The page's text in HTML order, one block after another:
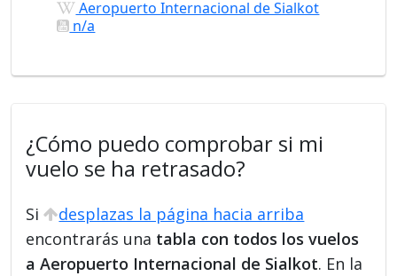
Aeropuerto Internacional de Sialkot
n/a
¿Cómo puedo comprobar si mi
vuelo se ha retrasado?
Si
desplazas la página hacia arriba
encontrarás una tabla con todos los vuelos
a Aeropuerto Internacional de Sialkot. En la